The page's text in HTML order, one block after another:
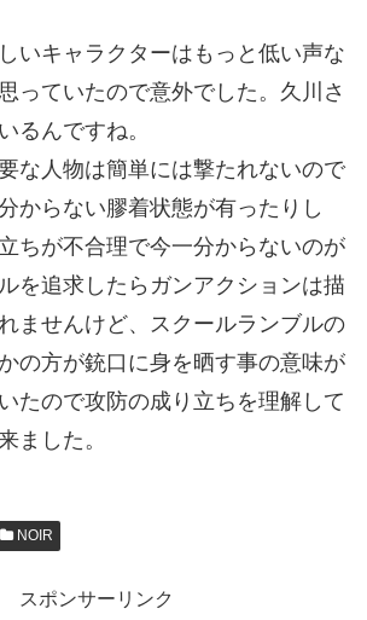
いキャラクターはもっと低い声な
っていたので意外でした。久川さ
るんですね。
な人物は簡単には撃たれないので
からない膠着状態が有ったりし
ちが不合理で今一分からないのが
を追求したらガンアクションは描
ませんけど、スクールランブルの
の方が銃口に身を晒す事の意味が
たので攻防の成り立ちを理解して
ました。
NOIR
スポンサーリンク